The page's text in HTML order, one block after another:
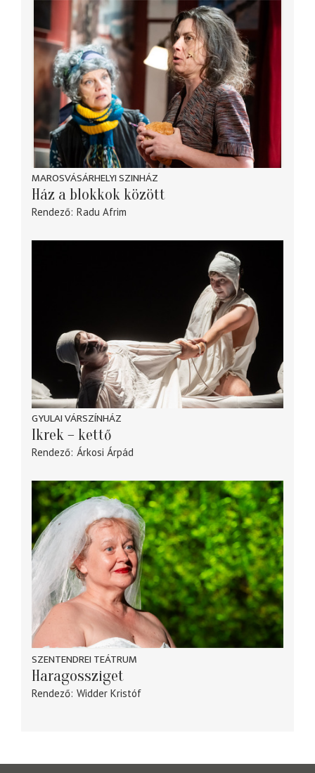
MAROSVÁSÁRHELYI SZINHÁZ
Ház a blokkok között
Rendező Radu Afrim
GYULAI VÁRSZÍNHÁZ
Ikrek – kettő
Rendező Árkosi Árpád
SZENTENDREI TEÁTRUM
Haragossziget
Rendező Widder Kristóf